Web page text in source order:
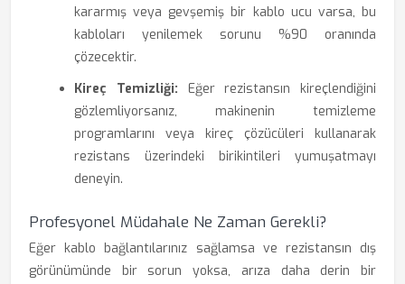
kararmış veya gevşemiş bir kablo ucu varsa, bu
kabloları yenilemek sorunu %90 oranında
çözecektir.
Kireç Temizliği: Eğer rezistansın kireçlendiğini
gözlemliyorsanız, makinenin temizleme
programlarını veya kireç çözücüleri kullanarak
rezistans üzerindeki birikintileri yumuşatmayı
deneyin.
Profesyonel Müdahale Ne Zaman Gerekli?
Eğer kablo bağlantılarınız sağlamsa ve rezistansın dış
görünümünde bir sorun yoksa, arıza daha derin bir